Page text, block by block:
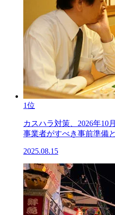
1位
カスハラ対策、2026年10
事業者がすべき事前準備
2025.08.15